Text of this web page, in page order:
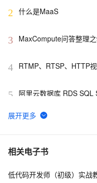
2 什么是MaaS
3 MaxCompute问答整理
4 RTMP、RTSP、HTTP
5
阿里云数据库 RDS
6 大公开！动画制作只需要
7 Oracle数据库的非归档模
8 二分法查找，用少量的步
相关电子书
低代码开发师（初级）实战